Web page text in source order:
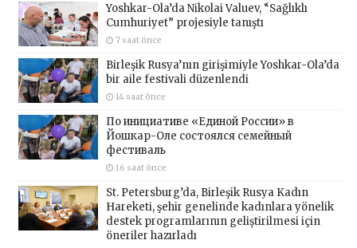
Yoshkar-Ola’da Nikolai Valuev, “Sağlıklı
Cumhuriyet” projesiyle tanıştı
7 saat önce
Birleşik Rusya’nın girişimiyle Yoshkar-Ola’da
bir aile festivali düzenlendi
14 saat önce
По инициативе «Единой России» в
Йошкар-Оле состоялся семейный
фестиваль
16 saat önce
St. Petersburg’da, Birleşik Rusya Kadın
Hareketi, şehir genelinde kadınlara yönelik
destek programlarının geliştirilmesi için
öneriler hazırladı